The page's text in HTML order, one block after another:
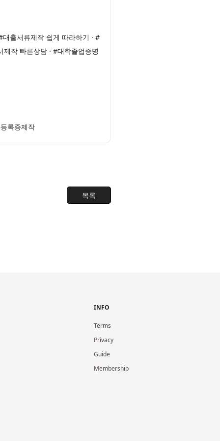
출서류제작 쉽게 따라하기 · #
작 빠른상담 · #대학졸업증명
록증제작
목록
INFO
Terms
Privacy
Guide
Membership